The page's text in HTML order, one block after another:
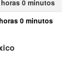
horas 0 minutos
0 minutos